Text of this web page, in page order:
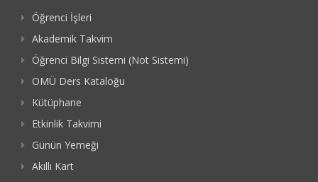
Öğrenci İşleri
Akademik Takvim
Öğrenci Bilgi Sistemi (Not Sistemi)
OMÜ Ders Kataloğu
Kütüphane
Etkinlik Takvimi
Günün Yemeği
Akıllı Kart